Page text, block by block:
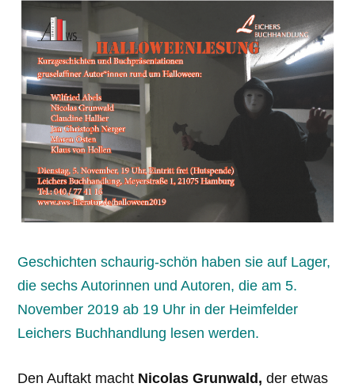
Geschichten schaurig-schön haben sie auf Lager,
die sechs Autorinnen und Autoren, die am 5.
November 2019 ab 19 Uhr in der Heimfelder
Leichers Buchhandlung lesen werden.
Den Auftakt macht Nicolas Grunwald,der etwas